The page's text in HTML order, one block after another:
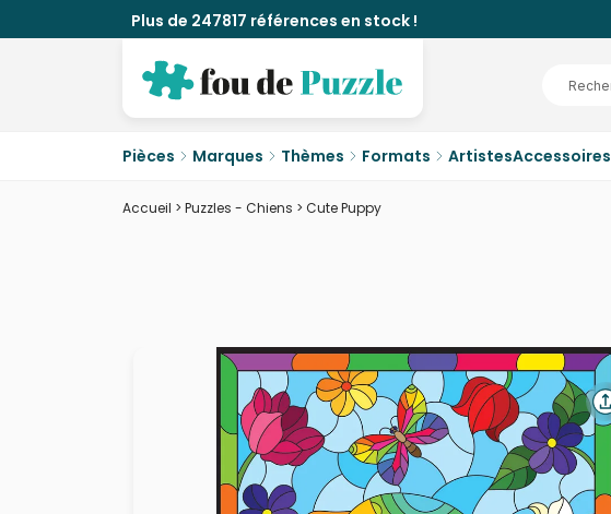
Plus de 247817 références en stock !
Pièces Marques Thèmes Formats ArtistesAccessoires
Accueil > Puzzles - Chiens > Cute Puppy